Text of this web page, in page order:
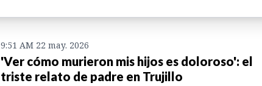
9:51 AM 22 may. 2026
'Ver cómo murieron mis hijos es doloroso': el
triste relato de padre en Trujillo